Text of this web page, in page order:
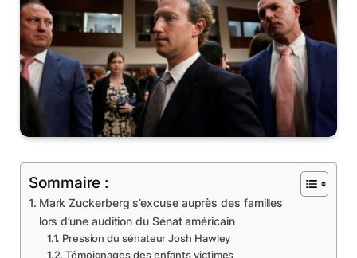
Sommaire :
Mark Zuckerberg s’excuse auprès des familles
lors d’une audition du Sénat américain
Pression du sénateur Josh Hawley
Témoignages des enfants victimes